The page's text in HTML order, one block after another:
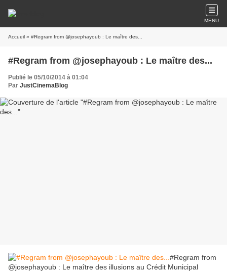
MENU
Accueil » #Regram from @josephayoub : Le maître des...
#Regram from @josephayoub : Le maître des...
Publié le 05/10/2014 à 01:04
Par JustCinemaBlog
#Regram from
@josephayoub : Le maître des illusions au Crédit Municipal